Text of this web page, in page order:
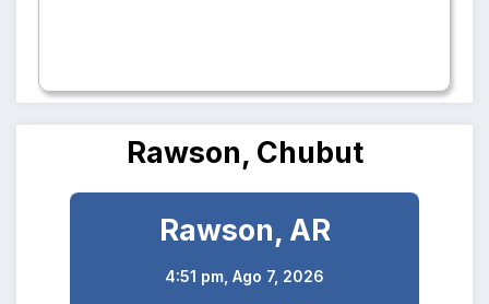
Rawson, Chubut
Rawson, AR
4:51 pm, Ago 7, 2026